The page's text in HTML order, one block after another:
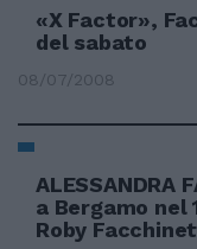
«X Factor»,
del sabato
08/07/2008
ALESSANDRA
a Bergamo nel
Roby